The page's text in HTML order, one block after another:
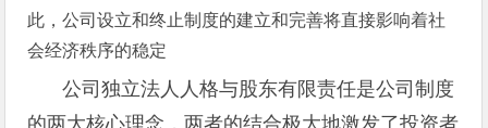
此，公司设立和终止制度的建立和完善将直接影响着社
会经济秩序的稳定
公司独立法人人格与股东有限责任是公司制度
的两大核心理念，两者的结合极大地激发了投资者